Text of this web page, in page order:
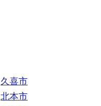
久喜市
北本市